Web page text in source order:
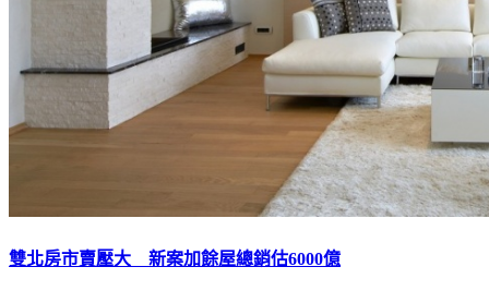
雙北房市賣壓大 新案加餘屋總銷估6000億